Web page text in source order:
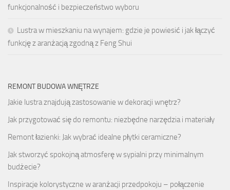
funkcjonalność i bezpieczeństwo wyboru
Lustra w mieszkaniu na wynajem: gdzie je powiesić i jak łączyć
funkcję z aranżacją zgodną z Feng Shui
REMONT BUDOWA WNĘTRZE
Jakie lustra znajdują zastosowanie w dekoracji wnętrz?
Jak przygotować się do remontu: niezbędne narzędzia i materiały
Remont łazienki: Jak wybrać idealne płytki ceramiczne?
Jak stworzyć spokojną atmosferę w sypialni przy minimalnym
budżecie?
Inspiracje kolorystyczne w aranżacji przedpokoju – połączenie